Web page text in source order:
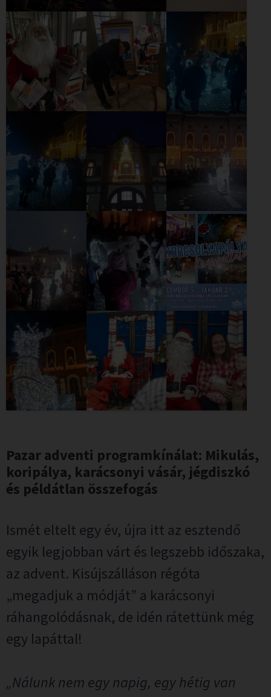
Pazar adventi programkínálat: Mikulás,
koripálya, karácsonyi vásár, jégdiszkó
és példátlan összefogás
Ismét eltelt egy év, újra itt az esztendő
egyik legjobban várt és legszebb időszaka,
az advent. Kisújszálláson régóta
„megadjuk a módját” a karácsonyi
ráhangolódásnak, de idén rátettünk még
egy lapáttal!
„Nálunk nem egy napig, egy hétig van